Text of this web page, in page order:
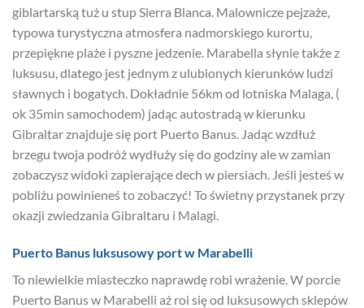
giblartarską tuż u stup Sierra Blanca. Malownicze pejzaże,
typowa turystyczna atmosfera nadmorskiego kurortu,
przepiękne plaże i pyszne jedzenie. Marabella słynie także z
luksusu, dlatego jest jednym z ulubionych kierunków ludzi
sławnych i bogatych. Dokładnie 56km od lotniska Malaga, (
ok 35min samochodem) jadąc autostradą w kierunku
Gibraltar znajduje się port Puerto Banus. Jadąc wzdłuż
brzegu twoja podróż wydłuży się do godziny ale w zamian
zobaczysz widoki zapierające dech w piersiach. Jeśli jesteś w
pobliżu powinieneś to zobaczyć! To świetny przystanek przy
okazji zwiedzania Gibraltaru i Malagi.
Puerto Banus luksusowy port w Marabelli
To niewielkie miasteczko naprawdę robi wrażenie. W porcie
Puerto Banus w Marabelli aż roi się od luksusowych sklepów